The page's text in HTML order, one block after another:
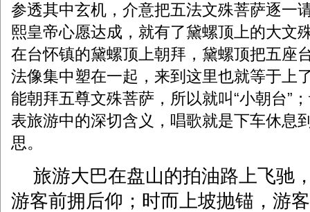
参透其中玄机，介意把五法文殊菩萨逐一
熙皇帝心愿达成，就有了黛螺顶上的大文
在台怀镇的黛螺顶上朝拜，黛螺顶把五座
法像集中塑在一起，来到这里也就等于上
能朝拜五尊文殊菩萨，所以就叫“小朝台”
表旅游中的深切含义，唱歌就是下车休息
思。
旅游大巴在盘山的拍油路上飞驰
游客前拥后仰；时而上坡抛锚，游